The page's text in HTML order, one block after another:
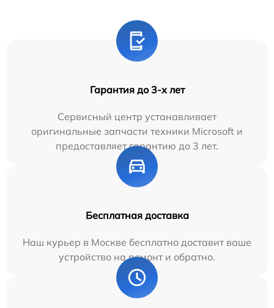
Гарантия до 3-х лет
Сервисный центр устанавливает
оригинальные запчасти техники Microsoft и
предоставляет гарантию до 3 лет.
Бесплатная доставка
Наш курьер в Москве бесплатно доставит ваше
устройство на ремонт и обратно.